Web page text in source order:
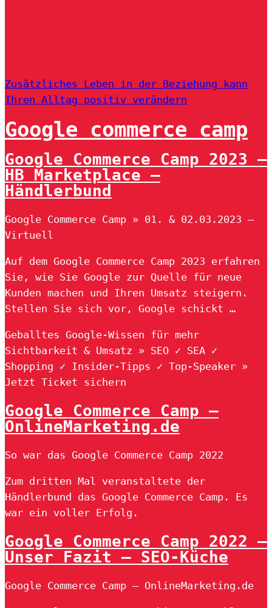
Zusätzliches Leben in der Beziehung kann
Ihren Alltag positiv verändern
Google commerce camp
Google Commerce Camp 2023 –
HB Marketplace –
Händlerbund
Google Commerce Camp » 01. & 02.03.2023 –
Virtuell
Auf dem Google Commerce Camp 2023 erfahren
Sie, wie Sie Google zur Quelle für neue
Kunden machen und Ihren Umsatz steigern.
Stellen Sie sich vor, Google schickt …
Geballtes Google-Wissen für mehr
Sichtbarkeit & Umsatz » SEO ✓ SEA ✓
Shopping ✓ Insider-Tipps ✓ Top-Speaker »
Jetzt Ticket sichern
Google Commerce Camp –
OnlineMarketing.de
So war das Google Commerce Camp 2022
Zum dritten Mal veranstaltete der
Händlerbund das Google Commerce Camp. Es
war ein voller Erfolg.
Google Commerce Camp 2022 –
Unser Fazit – SEO-Küche
Google Commerce Camp – OnlineMarketing.de